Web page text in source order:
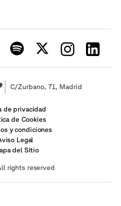
C/Zurbano, 71, Madrid
de privacidad
de Cookies
y condiciones
Legal
del Sitio
rights reserved